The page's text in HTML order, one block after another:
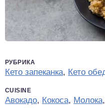
РУБРИКА
Кето запеканка, Кето
CUISINE
Авокадо, Кокоса, Молока,